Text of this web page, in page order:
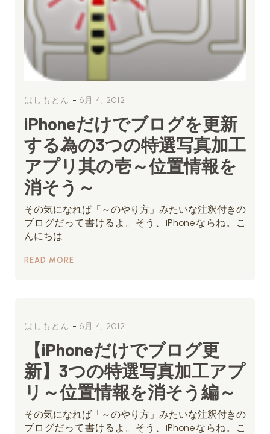
はしもとん - 6月 4, 2012
iPhoneだけでブログを更新
する為の3つの特選写真加工
アプリ其の壱～位置情報を
消そう～
その気になれば「～のやり方」みたいな注釈付きの
ブログだって書けるよ。そう、iPhoneならね。こ
んにちは
READ MORE
はしもとん - 6月 4, 2012
【iPhoneだけでブログ更
新】3つの特選写真加工アプ
リ～位置情報を消そう編～
その気になれば「～のやり方」みたいな注釈付きの
ブログだって書けるよ。そう、iPhoneならね。こ